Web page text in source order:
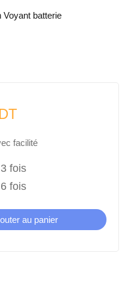
Voyant batterie
facilité
fois
fois
au panier